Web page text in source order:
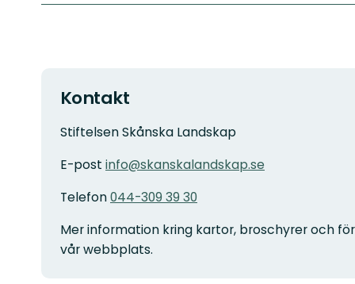
Kontakt
Stiftelsen Skånska Landskap
E-post info@skanskalandskap.se
Telefon044-309 39 30
Mer information kring kartor, broschyrer och
vår webbplats.